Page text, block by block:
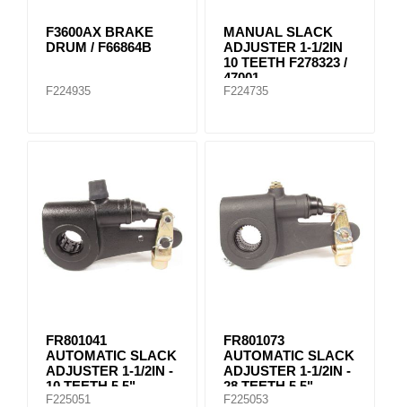
F3600AX BRAKE
DRUM / F66864B
F224935
MANUAL SLACK
ADJUSTER 1-1/2IN
10 TEETH F278323 /
47001
F224735
FR801041
AUTOMATIC SLACK
ADJUSTER 1-1/2IN -
10 TEETH 5.5"
F225051
FR801073
AUTOMATIC SLACK
ADJUSTER 1-1/2IN -
28 TEETH 5.5"
F225053